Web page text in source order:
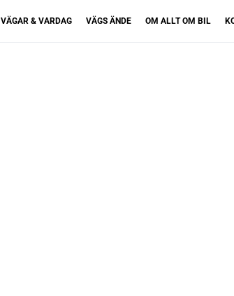
VÄGAR & VARDAG VÄGS ÄNDE OM ALLT OM BIL